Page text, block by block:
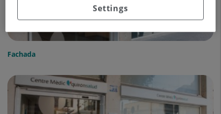
Fachada
Settings